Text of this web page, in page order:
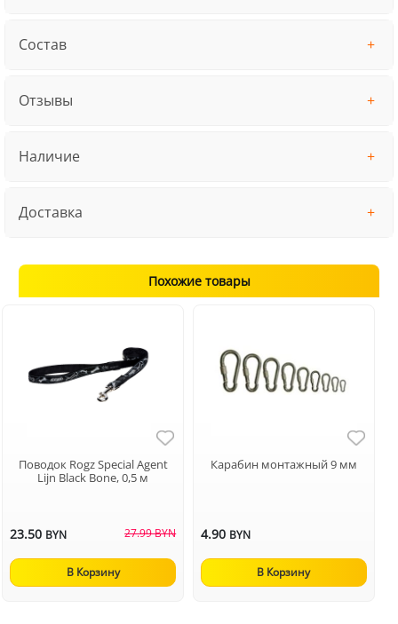
Состав
Отзывы
Наличие
Доставка
Похожие товары
Поводок Rogz Special Agent
Lijn Black Bone, 0,5 м
23.50 BYN 27.99 BYN
В Корзину
Карабин монтажный 9 мм
4.90 BYN
В Корзину